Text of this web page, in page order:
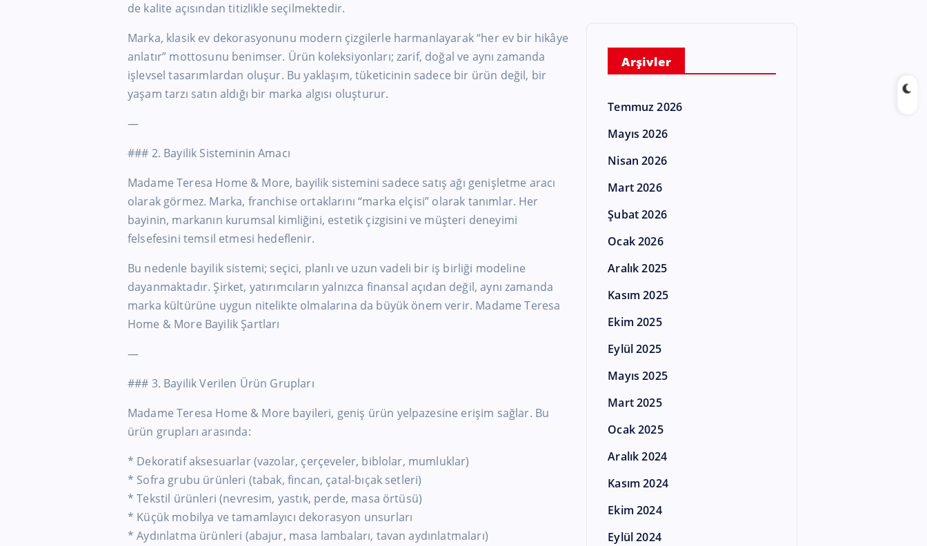
de kalite açısından titizlikle seçilmektedir.
Marka, klasik ev dekorasyonunu modern çizgilerle harmanlayarak “her ev bir hikâye
anlatır” mottosunu benimser. Ürün koleksiyonları; zarif, doğal ve aynı zamanda
işlevsel tasarımlardan oluşur. Bu yaklaşım, tüketicinin sadece bir ürün değil, bir
yaşam tarzı satın aldığı bir marka algısı oluşturur.
—
### 2. Bayilik Sisteminin Amacı
Madame Teresa Home & More, bayilik sistemini sadece satış ağı genişletme aracı
olarak görmez. Marka, franchise ortaklarını “marka elçisi” olarak tanımlar. Her
bayinin, markanın kurumsal kimliğini, estetik çizgisini ve müşteri deneyimi
felsefesini temsil etmesi hedeflenir.
Bu nedenle bayilik sistemi; seçici, planlı ve uzun vadeli bir iş birliği modeline
dayanmaktadır. Şirket, yatırımcıların yalnızca finansal açıdan değil, aynı zamanda
marka kültürüne uygun nitelikte olmalarına da büyük önem verir. Madame Teresa
Home & More Bayilik Şartları
—
### 3. Bayilik Verilen Ürün Grupları
Madame Teresa Home & More bayileri, geniş ürün yelpazesine erişim sağlar. Bu
ürün grupları arasında:
* Dekoratif aksesuarlar (vazolar, çerçeveler, biblolar, mumluklar)
* Sofra grubu ürünleri (tabak, fincan, çatal-bıçak setleri)
* Tekstil ürünleri (nevresim, yastık, perde, masa örtüsü)
* Küçük mobilya ve tamamlayıcı dekorasyon unsurları
* Aydınlatma ürünleri (abajur, masa lambaları, tavan aydınlatmaları)
Arşivler
Temmuz 2026
Mayıs 2026
Nisan 2026
Mart 2026
Şubat 2026
Ocak 2026
Aralık 2025
Kasım 2025
Ekim 2025
Eylül 2025
Mayıs 2025
Mart 2025
Ocak 2025
Aralık 2024
Kasım 2024
Ekim 2024
Eylül 2024